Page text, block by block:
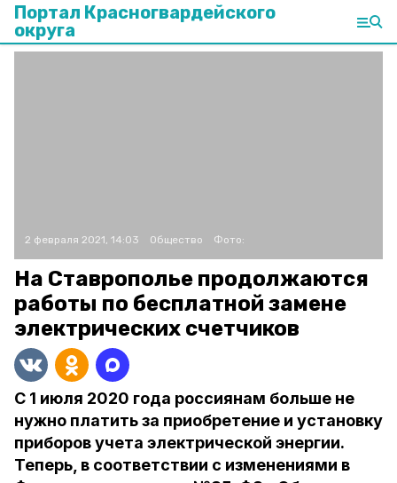
Портал Красногвардейского
округа
2 февраля 2021, 14:03 Общество Фото:
На Ставрополье продолжаются
работы по бесплатной замене
электрических счетчиков
С 1 июля 2020 года россиянам больше не
нужно платить за приобретение и установку
приборов учета электрической энергии.
Теперь, в соответствии с изменениями в